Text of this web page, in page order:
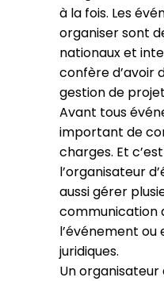
à la fois. Les
organiser sont
nationaux et
confère d’avoir
gestion de
Avant tous
important de
charges. Et
l’organisateur
aussi gérer
communication
l’événement
juridiques.
Un